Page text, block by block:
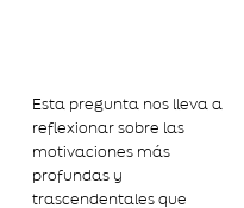
Esta pregunta nos lleva a
reflexionar sobre las
motivaciones más
profundas y
trascendentales que